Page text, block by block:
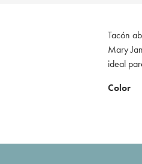
Tacón
Mary
ideal
Color